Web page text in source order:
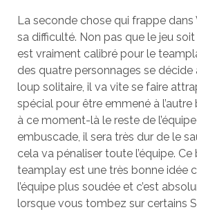
La seconde chose qui frappe dans
sa difficulté. Non pas que le jeu
est vraiment calibré pour le
des quatre personnages se décide
loup solitaire, il va vite se faire
spécial pour être emmené à l’autre
à ce moment-là le reste de
embuscade, il sera très dur de le
cela va pénaliser toute l’équipe.
teamplay est une très bonne idée
l’équipe plus soudée et c’est
lorsque vous tombez sur certains